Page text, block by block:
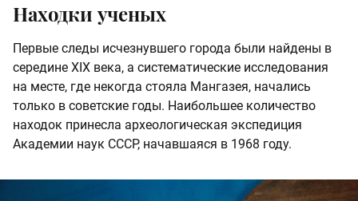
Находки ученых
Первые следы исчезнувшего города были найдены в
середине XIX века, а систематические исследования
на месте, где некогда стояла Мангазея, начались
только в советские годы. Наибольшее количество
находок принесла археологическая экспедиция
Академии наук СССР, начавшаяся в 1968 году.